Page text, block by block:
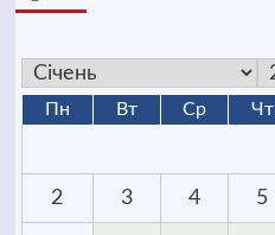
Пн Вт Ср Чт
2 3 4 5